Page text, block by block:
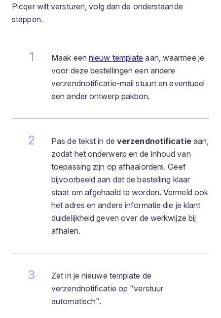
Picqer wilt versturen, volg dan de onderstaande
stappen.
Maak een nieuw template aan, waarmee je
voor deze bestellingen een andere
verzendnotificatie-mail stuurt en eventueel
een ander ontwerp pakbon.
Pas de tekst in de verzendnotificatieaan,
zodat het onderwerp en de inhoud van
toepassing zijn op afhaalorders. Geef
bijvoorbeeld aan dat de bestelling klaar
staat om afgehaald te worden. Vermeld ook
het adres en andere informatie die je klant
duidelijkheid geven over de werkwijze bij
afhalen.
Zet in je nieuwe template de
verzendnotificatie op "verstuur
automatisch".